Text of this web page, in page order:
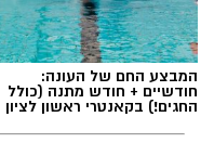
המבצע החם של העונה:
חודשיים + חודש מתנה (כולל
החגים!) בקאנטרי ראשון לציון